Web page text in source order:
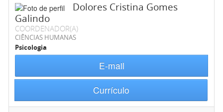
Dolores Cristina Gomes
Galindo
COORDENADOR(A)
CIÊNCIAS HUMANAS
Psicologia
E-mail
Currículo